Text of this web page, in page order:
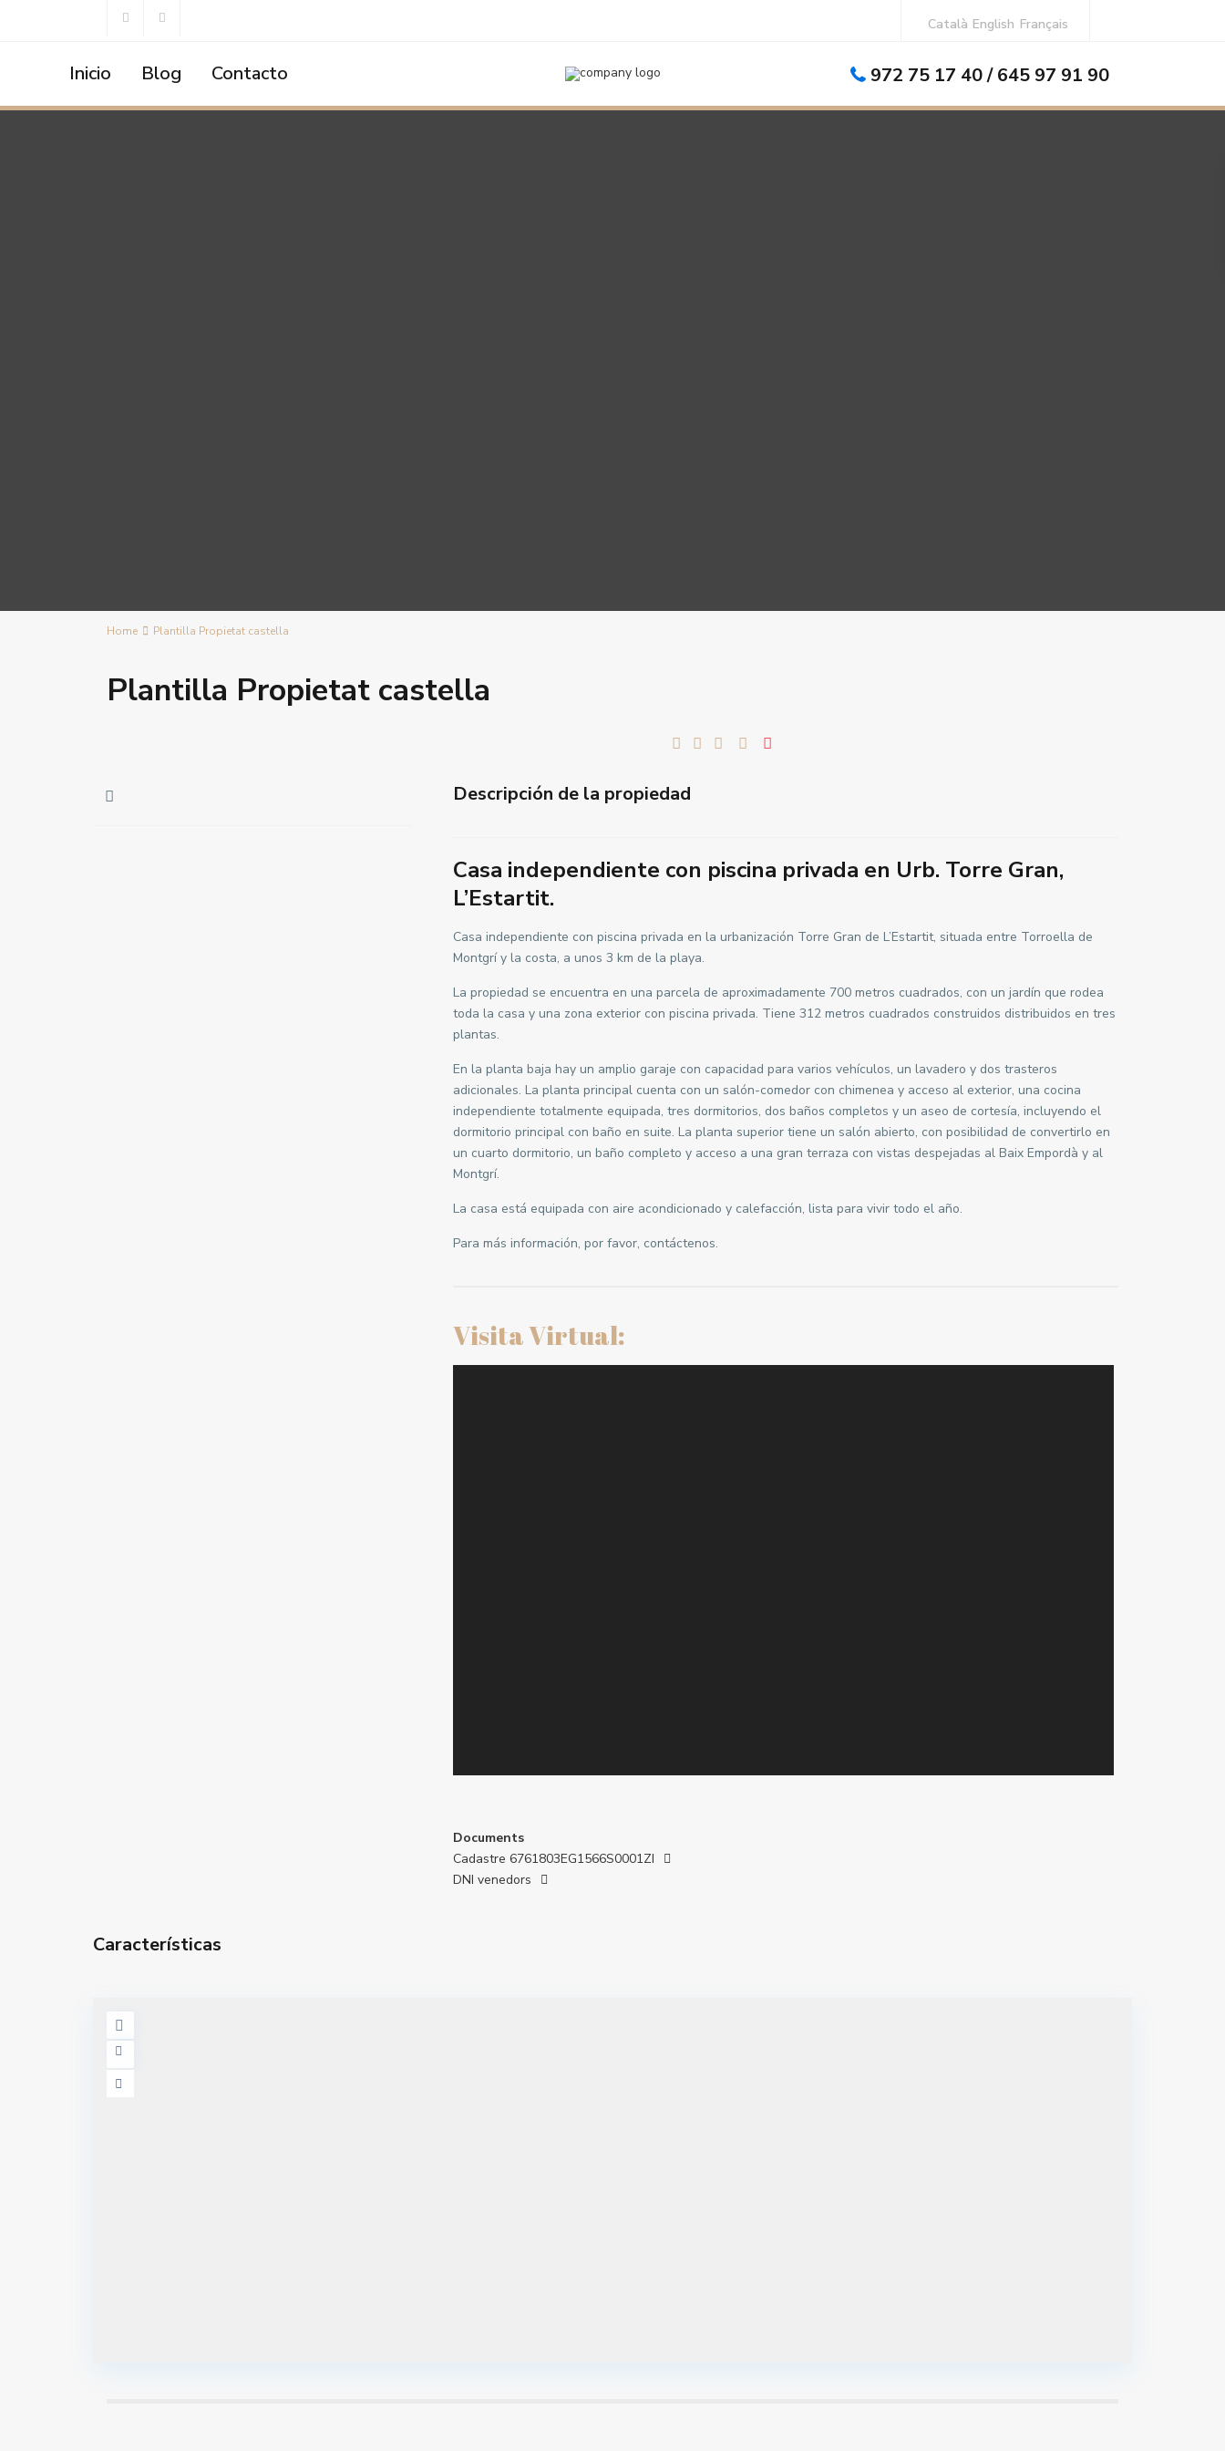
Català English Français
Inicio Blog Contacto 972 75 17 40 / 645 97 91 90
Home Plantilla Propietat castella
Plantilla Propietat castella
Descripción de la propiedad
Casa independiente con piscina privada en Urb. Torre Gran,
L’Estartit.
Casa independiente con piscina privada en la urbanización Torre Gran de L’Estartit, situada entre Torroella de
Montgrí y la costa, a unos 3 km de la playa.
La propiedad se encuentra en una parcela de aproximadamente 700 metros cuadrados, con un jardín que rodea
toda la casa y una zona exterior con piscina privada. Tiene 312 metros cuadrados construidos distribuidos en tres
plantas.
En la planta baja hay un amplio garaje con capacidad para varios vehículos, un lavadero y dos trasteros
adicionales. La planta principal cuenta con un salón-comedor con chimenea y acceso al exterior, una cocina
independiente totalmente equipada, tres dormitorios, dos baños completos y un aseo de cortesía, incluyendo el
dormitorio principal con baño en suite. La planta superior tiene un salón abierto, con posibilidad de convertirlo en
un cuarto dormitorio, un baño completo y acceso a una gran terraza con vistas despejadas al Baix Empordà y al
Montgrí.
La casa está equipada con aire acondicionado y calefacción, lista para vivir todo el año.
Para más información, por favor, contáctenos.
Visita Virtual:
Documents
Cadastre 6761803EG1566S0001ZI
DNI venedors
Características